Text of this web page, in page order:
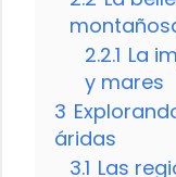
2.2.1 La
y mares
3
áridas
3.1 Las